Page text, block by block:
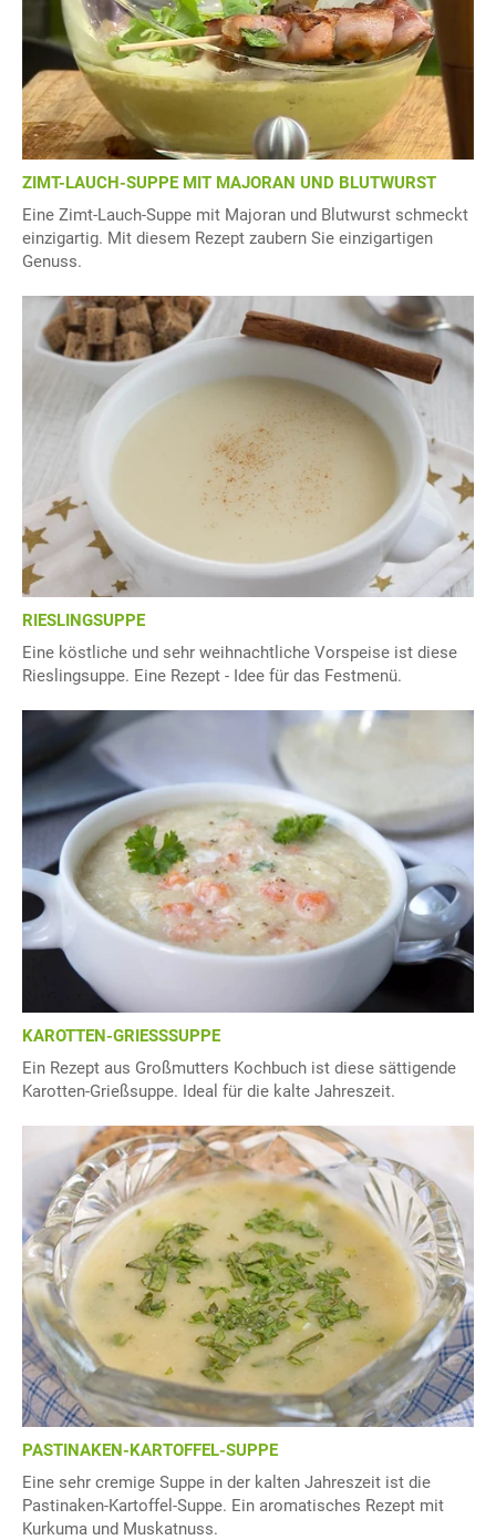
ZIMT-LAUCH-SUPPE MIT MAJORAN UND BLUTWURST
Eine Zimt-Lauch-Suppe mit Majoran und Blutwurst schmeckt
einzigartig. Mit diesem Rezept zaubern Sie einzigartigen
Genuss.
RIESLINGSUPPE
Eine köstliche und sehr weihnachtliche Vorspeise ist diese
Rieslingsuppe. Eine Rezept - Idee für das Festmenü.
KAROTTEN-GRIESSSUPPE
Ein Rezept aus Großmutters Kochbuch ist diese sättigende
Karotten-Grießsuppe. Ideal für die kalte Jahreszeit.
PASTINAKEN-KARTOFFEL-SUPPE
Eine sehr cremige Suppe in der kalten Jahreszeit ist die
Pastinaken-Kartoffel-Suppe. Ein aromatisches Rezept mit
Kurkuma und Muskatnuss.